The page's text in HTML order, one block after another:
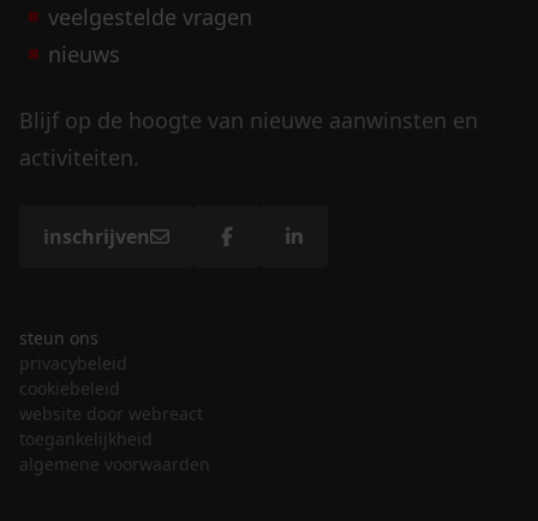
veelgestelde vragen
nieuws
Blijf op de hoogte van nieuwe aanwinsten en
activiteiten.
inschrijven
steun ons
privacybeleid
cookiebeleid
website door webreact
toegankelijkheid
algemene voorwaarden